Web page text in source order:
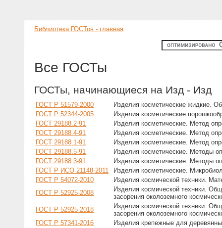
Библиотека ГОСТов - главная
Все ГОСТы
ГОСТы, начинающиеся на Изд - Изд
ГОСТ Р 51579-2000
Изделия косметические жидкие.
ГОСТ Р 52344-2005
Изделия косметические
ГОСТ 29188.2-91
Изделия косметические. Метод
ГОСТ 29188.4-91
Изделия косметические. Метод
ГОСТ 29188.1-91
Изделия косметические. Метод
ГОСТ 29188.5-91
Изделия косметические. Методы
ГОСТ 29188.3-91
Изделия косметические. Методы
ГОСТ Р ИСО 21148-2011
Изделия косметические.
ГОСТ Р 54072-2010
Изделия космической техники.
ГОСТ Р 52925-2008
Изделия космической техники.
засорения околоземного
ГОСТ Р 52925-2018
Изделия космической техники.
засорения околоземного
ГОСТ Р 57341-2016
Изделия крепежные для